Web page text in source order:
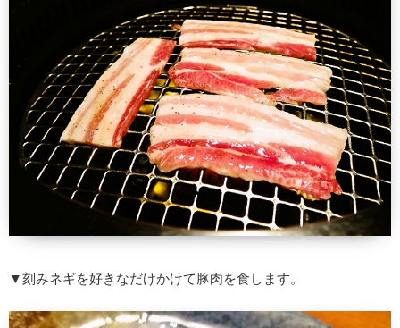
▼刻みネギを好きなだけかけて豚肉を食します。